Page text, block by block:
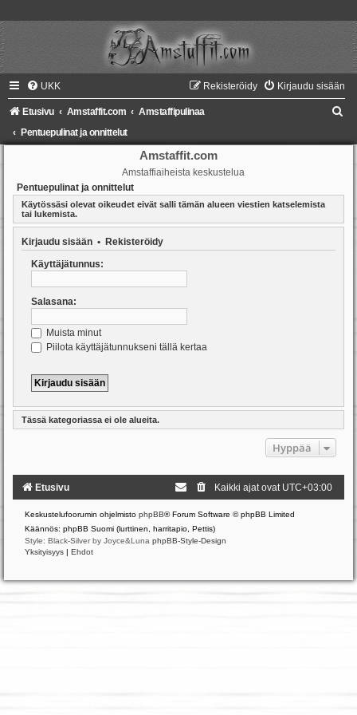
UKK Kirjaudu sisään
Rekisteröidy
Etusivu Amstaffit.com
Amstaffipulinaa
Pentuepulinat ja onnittelut
Amstaffit.com
Amstaffiaiheista keskustelua
Pentuepulinat ja onnittelut
Käytössäsi olevat oikeudet eivät salli tämän alueen viestien katselemista
tai lukemista.
Kirjaudu sisään • Rekisteröidy
Käyttäjätunnus:
Salasana:
Muista minut
Piilota käyttäjätunnukseni tällä kertaa
Tässä kategoriassa ei ole alueita.
Hyppää
Etusivu Kaikki ajat ovat UTC+03:00
Keskustelufoorumin ohjelmisto phpBB® Forum Software © phpBB Limited
Käännös: phpBB Suomi (lurttinen, harritapio, Pettis)
Style: Black-Silver by Joyce&Luna phpBB-Style-Design
Yksityisyys | Ehdot